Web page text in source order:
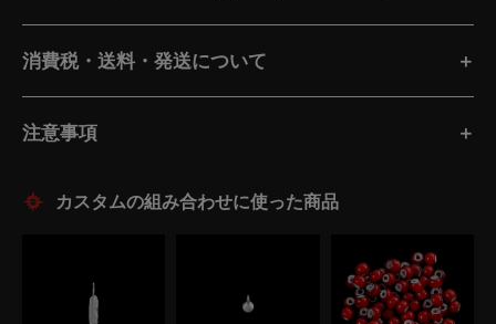
消費税・送料・発送について
注意事項